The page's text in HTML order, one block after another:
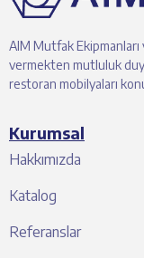
AIM Mutfak
vermekten mutluluk
restoran mobilyaları
Kurumsal
Hakkımızda
Katalog
Referanslar